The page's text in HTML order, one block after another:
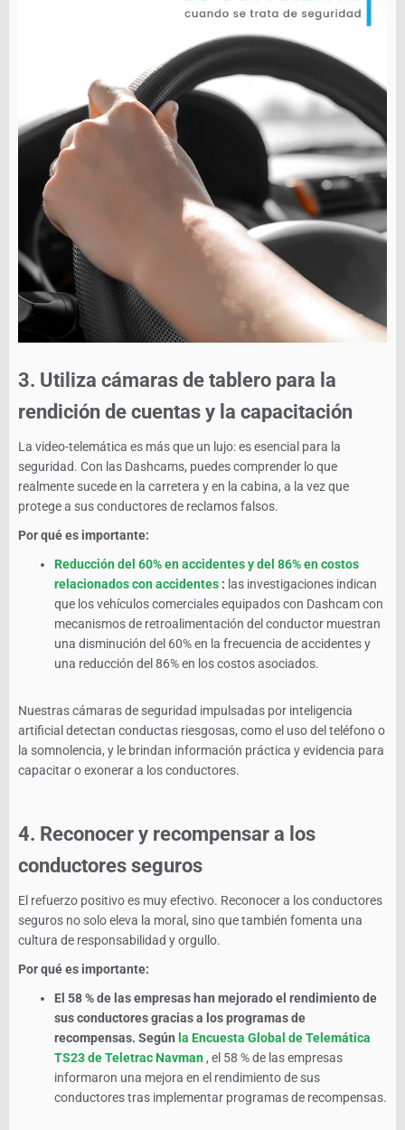
3. Utiliza cámaras de tablero para la
rendición de cuentas y la capacitación
La video-telemática es más que un lujo: es esencial para la
seguridad. Con las Dashcams, puedes comprender lo que
realmente sucede en la carretera y en la cabina, a la vez que
protege a sus conductores de reclamos falsos.
Por qué es importante:
Reducción del 60% en accidentes y del 86% en costos
relacionados con accidentes : las investigaciones indican
que los vehículos comerciales equipados con Dashcam con
mecanismos de retroalimentación del conductor muestran
una disminución del 60% en la frecuencia de accidentes y
una reducción del 86% en los costos asociados.
Nuestras cámaras de seguridad impulsadas por inteligencia
artificial detectan conductas riesgosas, como el uso del teléfono o
la somnolencia, y le brindan información práctica y evidencia para
capacitar o exonerar a los conductores.
4. Reconocer y recompensar a los
conductores seguros
El refuerzo positivo es muy efectivo. Reconocer a los conductores
seguros no solo eleva la moral, sino que también fomenta una
cultura de responsabilidad y orgullo.
Por qué es importante:
El 58 % de las empresas han mejorado el rendimiento de
sus conductores gracias a los programas de
recompensas. Según la Encuesta Global de Telemática
TS23 de Teletrac Navman , el 58 % de las empresas
informaron una mejora en el rendimiento de sus
conductores tras implementar programas de recompensas.